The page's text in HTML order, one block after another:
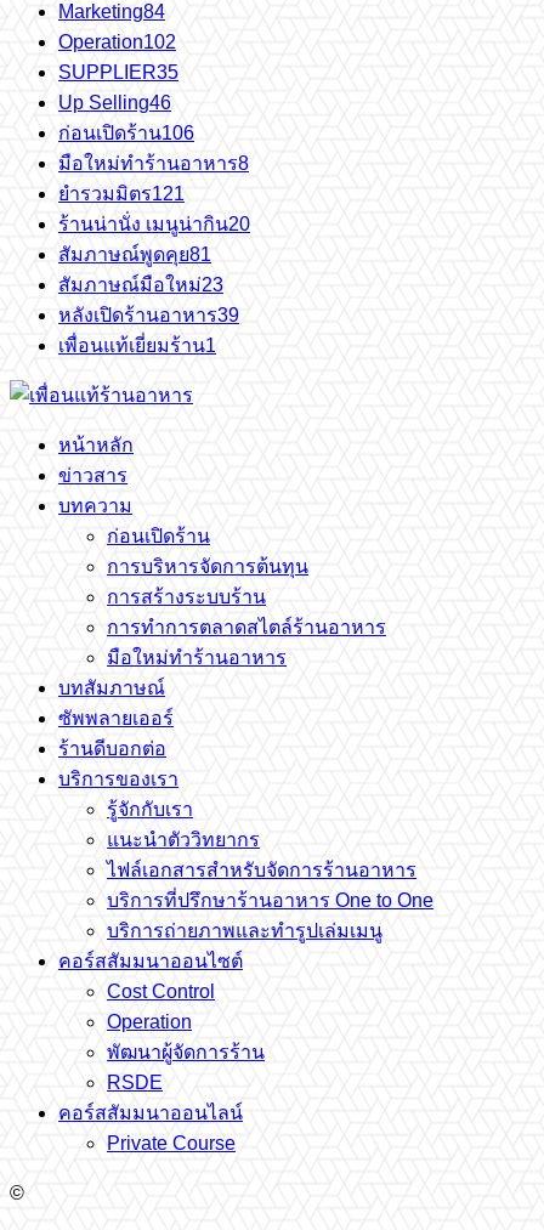
Marketing84
Operation102
SUPPLIER35
Up Selling46
ก่อนเปิดร้าน106
มือใหม่ทำร้านอาหาร8
ยำรวมมิตร121
ร้านน่านั่ง เมนูน่ากิน20
สัมภาษณ์พูดคุย81
สัมภาษณ์มือใหม่23
หลังเปิดร้านอาหาร39
เพื่อนแท้เยี่ยมร้าน1
หน้าหลัก
ข่าวสาร
บทความ
ก่อนเปิดร้าน
การบริหารจัดการต้นทุน
การสร้างระบบร้าน
การทำการตลาดสไตล์ร้านอาหาร
มือใหม่ทำร้านอาหาร
บทสัมภาษณ์
ซัพพลายเออร์
ร้านดีบอกต่อ
บริการของเรา
รู้จักกับเรา
แนะนำตัววิทยากร
ไฟล์เอกสารสำหรับจัดการร้านอาหาร
บริการที่ปรึกษาร้านอาหาร One to One
บริการถ่ายภาพและทำรูปเล่มเมนู
คอร์สสัมมนาออนไซต์
Cost Control
Operation
พัฒนาผู้จัดการร้าน
RSDE
คอร์สสัมมนาออนไลน์
Private Course
©